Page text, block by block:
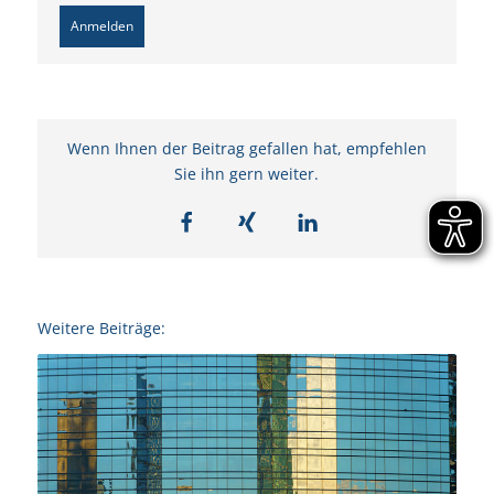
Anmelden
Wenn Ihnen der Beitrag gefallen hat, empfehlen
Sie ihn gern weiter.
Weitere Beiträge: